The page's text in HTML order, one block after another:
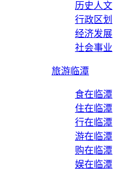
历史人文
行政区划
经济发展
社会事业
旅游临潭
食在临潭
住在临潭
行在临潭
游在临潭
购在临潭
娱在临潭